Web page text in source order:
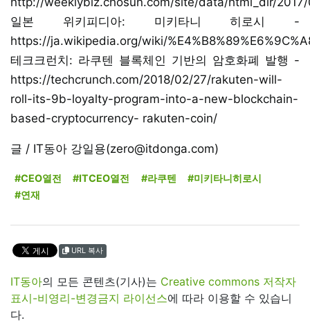
일본 위키피디아: 미키타니 히로시 -
https://ja.wikipedia.org/wiki/
테크크런치: 라쿠텐 블록체인 기반의 암호화폐 발행 -
https://techcrunch.com/2018/02/27/rakuten-will-
roll-its-9b-loyalty-program-into-a-new-blockchain-
based-cryptocurrency- rakuten-coin/
글 / IT동아 강일용(zero@itdonga.com)
#CEO열전 #ITCEO열전 #라쿠텐
#미키타니히로시
#연재
URL 복사
IT동아의 모든 콘텐츠(기사)는 Creative commons 저작자
표시-비영리-변경금지 라이선스에 따라 이용할 수 있습니
다.